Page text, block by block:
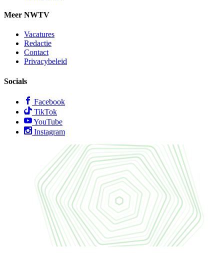
Meer NWTV
Vacatures
Redactie
Contact
Privacybeleid
Socials
Facebook
TikTok
YouTube
Instagram